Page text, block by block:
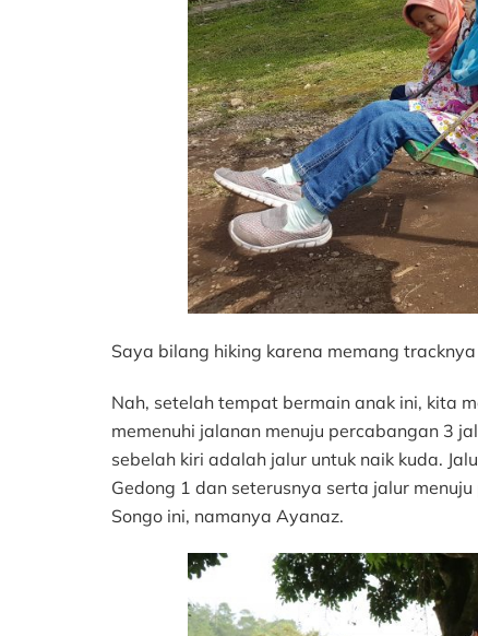
Saya bilang hiking karena memang
Nah, setelah tempat bermain anak ini, kita
memenuhi jalanan menuju percabangan 3
sebelah kiri adalah jalur untuk naik kuda.
Gedong 1 dan seterusnya serta jalur
Songo ini, namanya Ayanaz.